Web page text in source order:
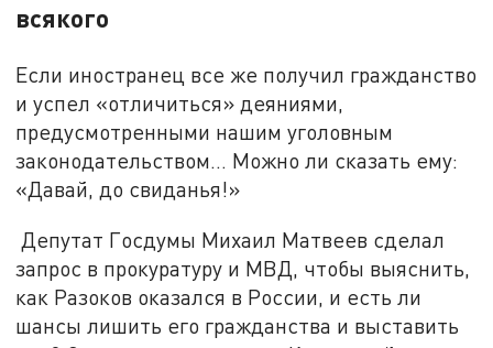
всякого
Если иностранец все же получил гражданство
и успел «отличиться» деяниями,
предусмотренными нашим уголовным
законодательством… Можно ли сказать ему:
«Давай, до свиданья!»
Депутат Госдумы Михаил Матвеев сделал
запрос в прокуратуру и МВД, чтобы выяснить,
как Разоков оказался в России, и есть ли
шансы лишить его гражданства и выставить